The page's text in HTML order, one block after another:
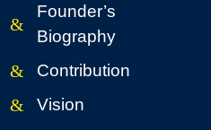
Founder’s
Biography
Contribution
Vision